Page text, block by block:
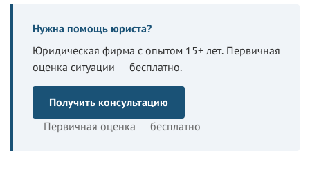
Нужна помощь юриста?
Юридическая фирма с опытом 15+ лет. Первичная
оценка ситуации — бесплатно.
Получить консультацию
Первичная оценка — бесплатно